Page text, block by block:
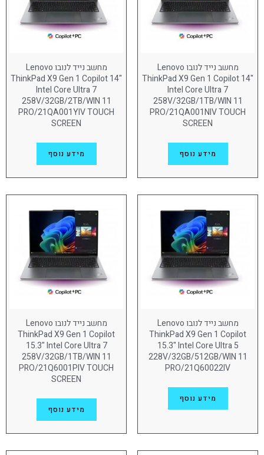
Lenovo ThinkPad P16s
Lenovo ThinkPad P16v
Lenovo ThinkPad T14
Lenovo ThinkPad T14S(15)
Lenovo ThinkPad T16 (5)
Lenovo ThinkPad T16 Gen 4 AI
Lenovo ThinkPad X13 Gen 6
ThinkPad X1 2-in-1 Gen 10(15)
ThinkPad X1 Carbon Gen 13 (17)
זכרון
64GB (29)
96GB(2)
16GB(71)
32GB(98)
256GB
מחשב נייד לנובו Lenovo
ThinkPad X9 Gen 1 Copilot 14"
Intel Core Ultra 7
258V/32GB/1TB/WIN 11
PRO/21QA001NIV TOUCH
SCREEN
מידע נוסף
מחשב נייד לנובו Lenovo
ThinkPad X9 Gen 1 Copilot 14"
Intel Core Ultra 7
258V/32GB/2TB/WIN 11
PRO/21QA001YIV TOUCH
SCREEN
מידע נוסף
מחשב נייד לנובו Lenovo
ThinkPad X9 Gen 1 Copilot
15.3" Intel Core Ultra 5
228V/32GB/512GB/WIN 11
PRO/21Q60022IV
מידע נוסף
מחשב נייד לנובו Lenovo
ThinkPad X9 Gen 1 Copilot
15.3" Intel Core Ultra 7
258V/32GB/1TB/WIN 11
PRO/21Q6001PIV TOUCH
SCREEN
מידע נוסף